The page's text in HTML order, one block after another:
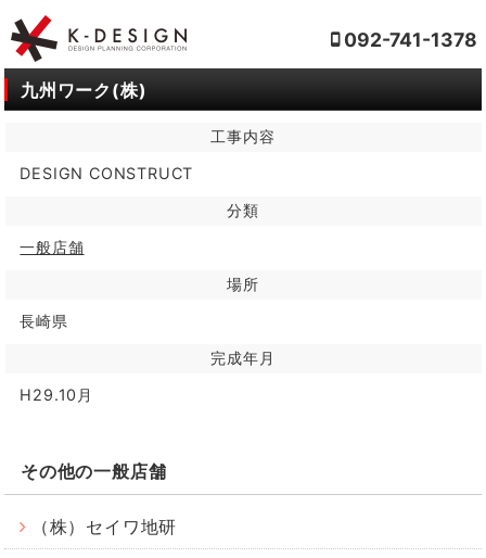
092-741-1378
九州ワーク(株)
工事内容
DESIGN CONSTRUCT
分類
一般店舗
場所
長崎県
完成年月
H29.10月
その他の一般店舗
（株）セイワ地研